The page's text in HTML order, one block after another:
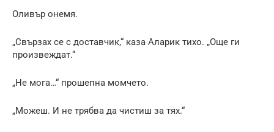
Оливър онемя.
„Свързах се с доставчик,“ каза Аларик тихо. „Още ги
произвеждат.“
„Не мога…“ прошепна момчето.
„Можеш. И не трябва да чистиш за тях.“